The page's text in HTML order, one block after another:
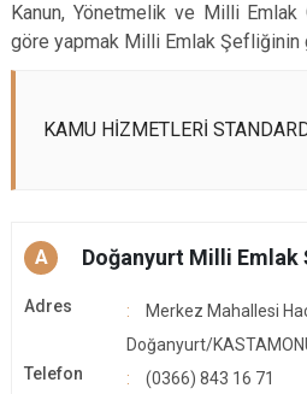
Kanun, Yönetmelik ve Milli Emlak
göre yapmak Milli Emlak Şefliğinin
KAMU HİZMETLERİ
A Doğanyurt Milli Emlak
Adres
Merkez Mahallesi
Doğanyurt/
Telefon
(0366) 843 16 71